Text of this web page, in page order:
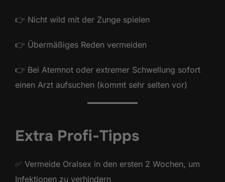
👉 Nicht wild mit der Zunge spielen
👉 Übermäßiges Reden vermeiden
👉 Bei Atemnot oder extremer Schwellung sofort
einen Arzt aufsuchen (kommt sehr selten vor)
Extra Profi-Tipps
✅ Vermeide Oralsex in den ersten 2 Wochen, um
Infektionen zu verhindern